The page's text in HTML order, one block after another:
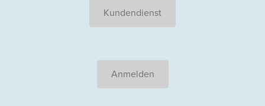
Kundendienst
Anmelden